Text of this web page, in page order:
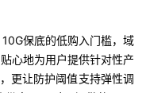
保底的低购入门槛，域
心地为用户提供针对性产
更让防护阈值支持弹性调